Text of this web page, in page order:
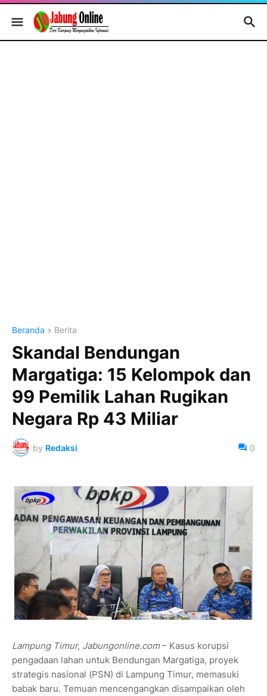
Beranda Berita
Skandal Bendungan
Margatiga: 15 Kelompok dan
99 Pemilik Lahan Rugikan
Negara Rp 43 Miliar
by Redaksi 0
Lampung Timur, Jabungonline.com– Kasus korupsi
pengadaan lahan untuk Bendungan Margatiga, proyek
strategis nasional (PSN) di Lampung Timur, memasuki
babak baru. Temuan mencengangkan disampaikan oleh